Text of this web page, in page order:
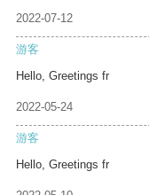
2022-07-12
游客
Hello, Greetings fr
2022-05-24
游客
Hello, Greetings fr